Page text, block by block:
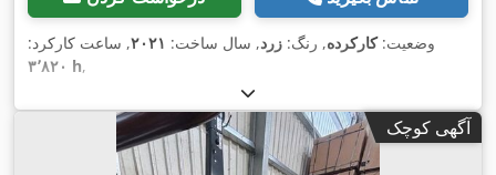
وضعیت:کارکرده, رنگ: زرد, سال ساخت: ۲۰۲۱, ساعت کارکرد:
۳٬۸۲۰ h,
آگهی کوچک